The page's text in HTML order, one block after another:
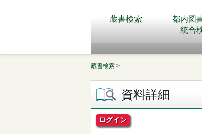
蔵書検索
都内図
統合
蔵書検索 >
資料詳細
ログイン